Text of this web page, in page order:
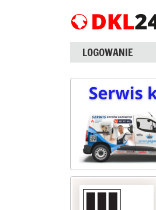
LOGOWANIE